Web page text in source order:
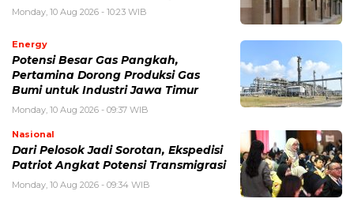
Monday, 10 Aug 2026 - 10:23 WIB
Energy
Potensi Besar Gas Pangkah,
Pertamina Dorong Produksi Gas
Bumi untuk Industri Jawa Timur
Monday, 10 Aug 2026 - 09:37 WIB
Nasional
Dari Pelosok Jadi Sorotan, Ekspedisi
Patriot Angkat Potensi Transmigrasi
Monday, 10 Aug 2026 - 09:34 WIB